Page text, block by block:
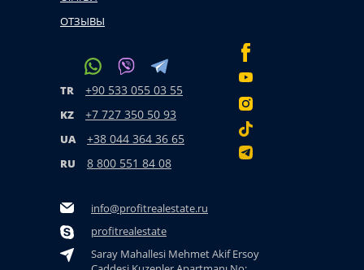
ОТЗЫВЫ
TR +90 533 055 03 55
KZ +7 727 350 50 93
UA +38 044 364 36 65
RU 8 800 551 84 08
info@profitrealestate.ru
profitrealestate
Saray Mahallesi Mehmet Akif Ersoy